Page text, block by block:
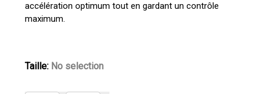
accélération optimum tout en gardant un contrôle
maximum.
Taille: No selection